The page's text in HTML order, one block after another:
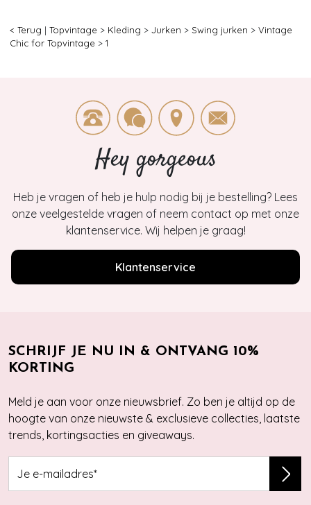
< Terug | Topvintage > Kleding > Jurken > Swing jurken > Vintage
Chic for Topvintage > 1
Hey gorgeous
Heb je vragen of heb je hulp nodig bij je bestelling? Lees
onze veelgestelde vragen of neem contact op met onze
klantenservice. Wij helpen je graag!
Klantenservice
SCHRIJF JE NU IN & ONTVANG 10%
KORTING
Meld je aan voor onze nieuwsbrief. Zo ben je altijd op de
hoogte van onze nieuwste & exclusieve collecties, laatste
trends, kortingsacties en giveaways.